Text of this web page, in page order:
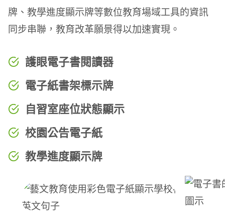
牌、教學進度顯示牌等數位教育場域工具的資訊
同步串聯，教育改革願景得以加速實現。
護眼電子書閱讀器
電子紙書架標示牌
自習室座位狀態顯示
校園公告電子紙
教學進度顯示牌